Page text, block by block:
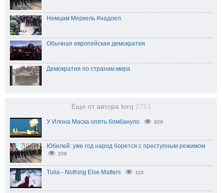
Немцам Меркель #надоел.
Обычная европейская демократия
Демократия по странам мира
Еще от автора torq 2751
У Илона Маска опять бомбануло 829
Юбилей: уже год народ борется с преступным режимом
209
Tulia - Nothing Else Matters 110